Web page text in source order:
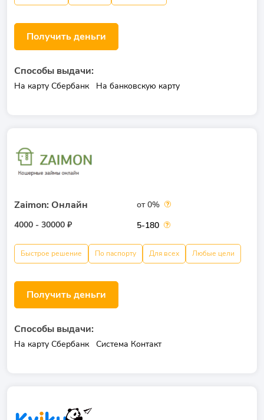
Получить деньги
Способы выдачи:
На карту Сбербанк На банковскую карту
Zaimon: Онлайн
4000 - 30000 ₽
от 0%
5-180
Быстрое решение По паспорту Для всех Любые цели
Получить деньги
Способы выдачи:
На карту Сбербанк Система Контакт